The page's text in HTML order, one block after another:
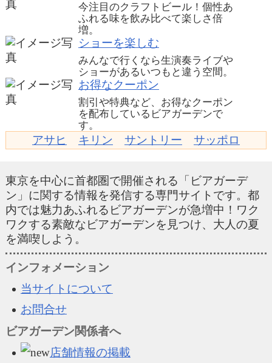
今注目のクラフトビール！個性あ
ふれる味を飲み比べて楽しさ倍
増。
ショーを楽しむ
みんなで行くなら生演奏ライブや
ショーがあるいつもと違う空間。
お得なクーポン
割引や特典など、お得なクーポン
を配布しているビアガーデンで
す。
アサヒ キリン サントリー サッポロ
東京を中心に首都圏で開催される「ビアガーデ
ン」に関する情報を発信する専門サイトです。都
内では魅力あふれるビアガーデンが急増中！ワク
ワクする素敵なビアガーデンを見つけ、大人の夏
を満喫しよう。
インフォメーション
当サイトについて
お問合せ
ビアガーデン関係者へ
店舗情報の掲載